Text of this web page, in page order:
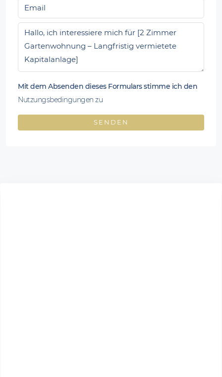
Mit dem Absenden dieses Formulars stimme ich den
Nutzungsbedingungen zu
SENDEN